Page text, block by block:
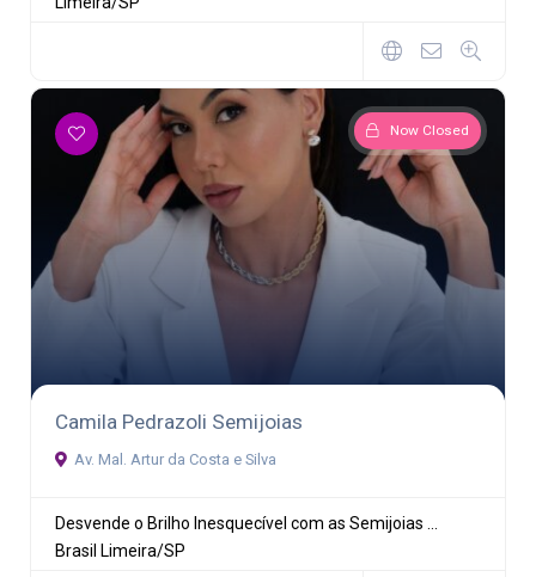
Now Closed
Camila Pedrazoli Semijoias
Av. Mal. Artur da Costa e Silva
Desvende o Brilho Inesquecível com as Semijoias ...
Brasil Limeira/SP